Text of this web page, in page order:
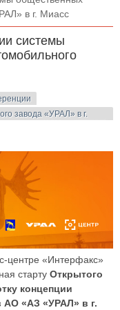
в г. Миасс
системы
завода «УРАЛ» в г.
центре «Интерфакс»
старту Открытого
концепции
АО «АЗ «УРАЛ» в г.